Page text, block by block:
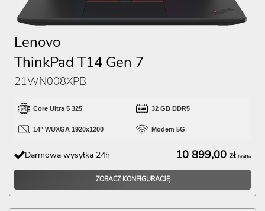
Lenovo
ThinkPad T14 Gen 7
21WN008XPB
Core Ultra 5 325 32 GB DDR5
14" WUXGA 1920x1200 Modem 5G
Darmowa wysyłka 24h 10 899,00 zł brutto
ZOBACZ KONFIGURACJĘ